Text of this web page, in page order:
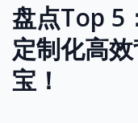
盘点Top 5
定制化高
宝！